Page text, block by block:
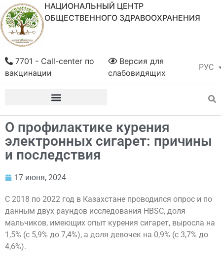
НАЦИОНАЛЬНЫЙ ЦЕНТР
ОБЩЕСТВЕННОГО ЗДРАВООХРАНЕНИЯ
РУС
ҚАЗ
Версия для
слабовидящих
7701 - Call-center по
вакцинации
О профилактике курения
электронных сигарет: причины
и последствия
17 июня, 2024
С 2018 по 2022 год в Казахстане проводился опрос и по
данным двух раундов исследования HBSC, доля
мальчиков, имеющих опыт курения сигарет, выросла на
1,5% (с 5,9% до 7,4%), а доля девочек на 0,9% (с 3,7% до
4,6%).